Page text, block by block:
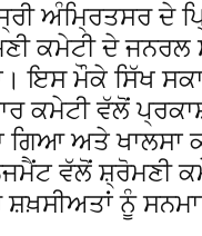
ਅੰਮ੍ਰਿਤਸਰ ਦੇ
ਕਮੇਟੀ ਦੇ
ਇਸ ਮੌਕੇ ਸਿੱਖ
ਕਮੇਟੀ ਵੱਲੋਂ
ਗਿਆ ਅਤੇ
ਵੱਲੋਂ ਸ਼੍ਰੋਮਣੀ
ਨੂੰ